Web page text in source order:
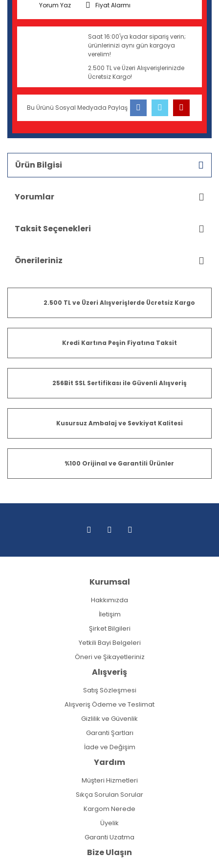
Yorum Yaz
Fiyat Alarmı
Saat 16:00'ya kadar sipariş verin;
ürünlerinizi aynı gün kargoya
verelim!
2.500 TL ve Üzeri Alışverişlerinizde
Ücretsiz Kargo!
Bu Ürünü Sosyal Medyada Paylaş
Ürün Bilgisi
Yorumlar
Taksit Seçenekleri
Önerileriniz
2.500 TL ve Üzeri Alışverişlerde Ücretsiz Kargo
Kredi Kartına Peşin Fiyatına Taksit
256Bit SSL Sertifikası ile Güvenli Alışveriş
Kusursuz Ambalaj ve Sevkiyat Kalitesi
%100 Orijinal ve Garantili Ürünler
Kurumsal
Hakkımızda
İletişim
Şirket Bilgileri
Yetkili Bayi Belgeleri
Öneri ve Şikayetleriniz
Alışveriş
Satış Sözleşmesi
Alışveriş Ödeme ve Teslimat
Gizlilik ve Güvenlik
Garanti Şartları
İade ve Değişim
Yardım
Müşteri Hizmetleri
Sıkça Sorulan Sorular
Kargom Nerede
Üyelik
Garanti Uzatma
Bize Ulaşın